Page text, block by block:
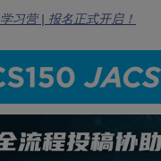
习营 | 报名正式开启！